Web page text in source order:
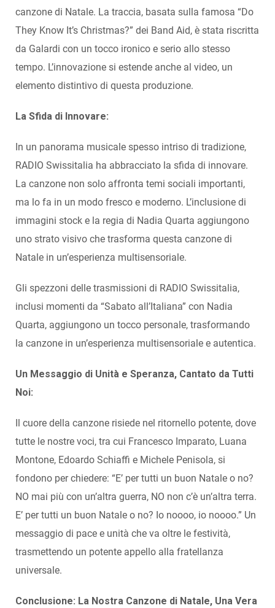
canzone di Natale. La traccia, basata sulla famosa “Do
They Know It’s Christmas?” dei Band Aid, è stata riscritta
da Galardi con un tocco ironico e serio allo stesso
tempo. L’innovazione si estende anche al video, un
elemento distintivo di questa produzione.
La Sfida di Innovare:
In un panorama musicale spesso intriso di tradizione,
RADIO Swissitalia ha abbracciato la sfida di innovare.
La canzone non solo affronta temi sociali importanti,
ma lo fa in un modo fresco e moderno. L’inclusione di
immagini stock e la regia di Nadia Quarta aggiungono
uno strato visivo che trasforma questa canzone di
Natale in un’esperienza multisensoriale.
Gli spezzoni delle trasmissioni di RADIO Swissitalia,
inclusi momenti da “Sabato all’Italiana” con Nadia
Quarta, aggiungono un tocco personale, trasformando
la canzone in un’esperienza multisensoriale e autentica.
Un Messaggio di Unità e Speranza, Cantato da Tutti
Noi:
Il cuore della canzone risiede nel ritornello potente, dove
tutte le nostre voci, tra cui Francesco Imparato, Luana
Montone, Edoardo Schiaffi e Michele Penisola, si
fondono per chiedere: “E’ per tutti un buon Natale o no?
NO mai più con un’altra guerra, NO non c’è un’altra terra.
E’ per tutti un buon Natale o no? Io noooo, io noooo.” Un
messaggio di pace e unità che va oltre le festività,
trasmettendo un potente appello alla fratellanza
universale.
Conclusione: La Nostra Canzone di Natale, Una Vera